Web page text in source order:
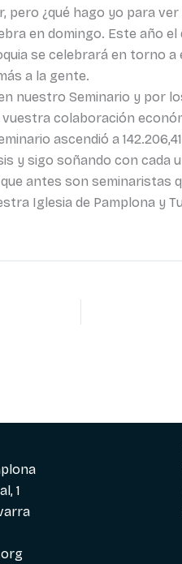
¿qué hago yo para
en domingo. Este año
se celebrará en torno
a la gente.
nuestro Seminario y por
colaboración
ascendió a
y sigo soñando con cada
antes son seminaristas
Iglesia de Pamplona y
1